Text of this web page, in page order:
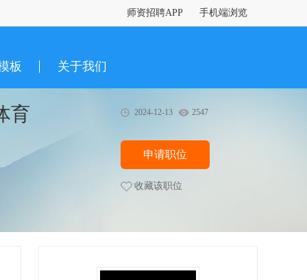
师资招聘APP 手机端浏览
板 关于我们
育 2024-12-13 2547
申请职位
收藏该职位